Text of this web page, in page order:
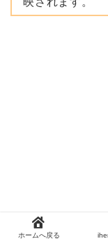
ホームへ戻る